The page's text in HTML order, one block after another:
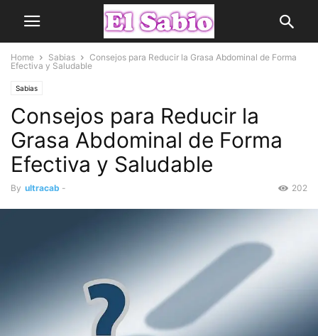
Home Sabias
Consejos para Reducir la Grasa Abdominal de Forma
Efectiva y Saludable
Sabias
Consejos para Reducir la
Grasa Abdominal de Forma
Efectiva y Saludable
By ultracab - 202